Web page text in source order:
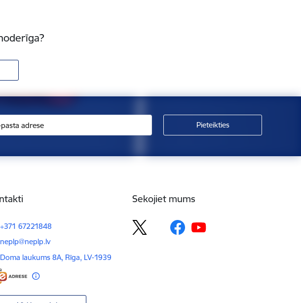
+371 67221848
E-pasts:
neplp@neplp.lv
Doma laukums 8A, Rīga, LV-1939
Sekojiet mums